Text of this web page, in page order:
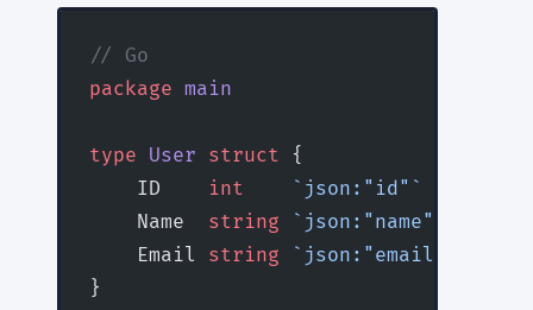
// Go
package main
type User struct {
    ID
int
    `json:"id"`
    Name
string `json:"name"`
    Email
string `json:"email"`
}